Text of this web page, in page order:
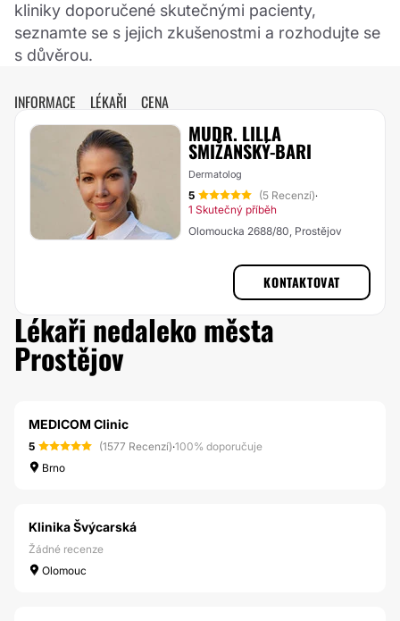
kliniky doporučené skutečnými pacienty,
seznamte se s jejich zkušenostmi a rozhodujte se
s důvěrou.
INFORMACE LÉKAŘI CENA
MUDR. LILLA
SMIŽANSKÝ-BARI
Dermatolog
5 (5 Recenzí)·
1 Skutečný příběh
Olomoucka 2688/80, Prostějov
KONTAKTOVAT
Lékaři nedaleko města
Prostějov
MEDICOM Clinic
5 (1577 Recenzí)·100% doporučuje
Brno
Klinika Švýcarská
Žádné recenze
Olomouc